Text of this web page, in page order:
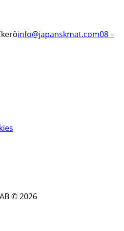
info@japanskmat.com08 –
© 2026